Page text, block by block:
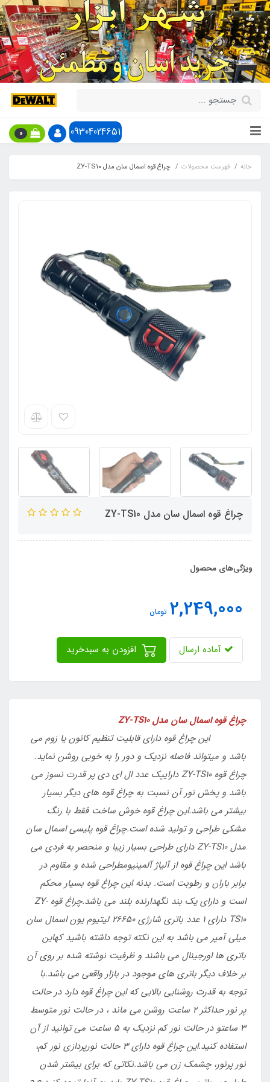
09304024651
0
خانه فهرست محصولات چراغ قوه اسمال سان مدل ZY-TS10
چراغ قوه اسمال سان مدل ZY-TS10
ویژگی‌های محصول
2,249,000 تومان
آماده ارسال
این چراغ قوه دارای قابلیت تنظیم کانون یا زوم می
باشد و میتواند فاصله نزدیک و دور را به خوبی روشن نماید.
چراغ قوه ZY-TS10 دارای
یک عدد ال ای دی پر قدرت نسوز می
باشد و پخش نور آن نسبت به چراغ قوه های دیگر بسیار
بیشتر می باشد.این چراغ قوه خوش ساخت فقط با رنگ
مشکی طراحی و تولید شده است.چراغ قوه پلیسی اسمال سان
مدل ZY-TS10 دارای طراحی بسیار زیبا و منحصر به فردی می
باشد این چراغ قوه از آلیاژ آلمینیومطراحی شده و مقاوم در
برابر باران و رطوبت است. بدنه این چراغ قوه بسیار محکم
است و دارای یک بند نگهدارنده بلند می باشد.
چراغ قوه ZY-
TS10 دارای 1 عدد باتری شارژی 26650 لیتیوم یون اسمال سان
میلی آمپر می باشد به این نکته توجه داشته باشید کهاین
باتری ها اورجینال می باشند و ظرفیت نوشته شده بر روی آن
بر خلاف دیگر باتری های موجود در بازار واقعی می باشد.با
توجه به قدرت روشنایی بالایی که این چراغ قوه دارد در حالت
پر نور حداکثر 2 ساعت روشن می ماند ، در حالت نور متوسط
3 ساعت
و در حالت نور کم نزدیک به 5 ساعت می توانید از آن
استفاده کنید.
این چراغ قوه دارای 3 حالت نورپردازی نور کم،
نور پرنور، چشمک زن می باشد.نکاتی که برای بیشتر شدن